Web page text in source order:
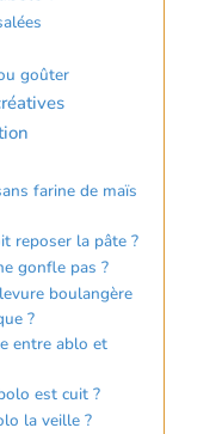
goûter
farine de maïs
reposer la pâte ?
gonfle pas ?
boulangère
?
entre ablo et
est cuit ?
la veille ?